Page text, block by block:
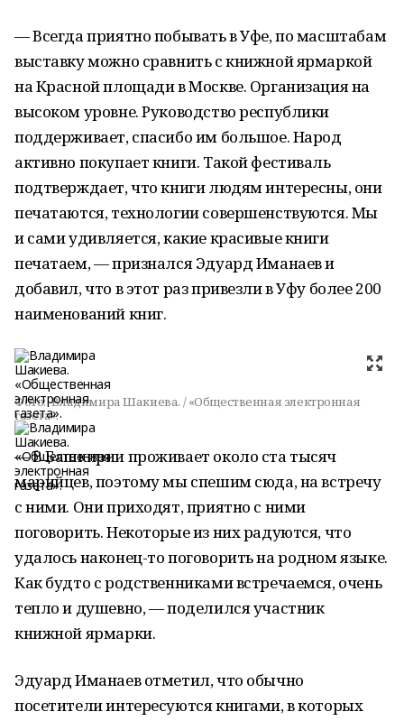
— Всегда приятно побывать в Уфе, по масштабам
выставку можно сравнить с книжной ярмаркой
на Красной площади в Москве. Организация на
высоком уровне. Руководство республики
поддерживает, спасибо им большое. Народ
активно покупает книги. Такой фестиваль
подтверждает, что книги людям интересны, они
печатаются, технологии совершенствуются. Мы
и сами удивляется, какие красивые книги
печатаем, — признался Эдуард Иманаев и
добавил, что в этот раз привезли в Уфу более 200
наименований книг.
Фото: Владимира Шакиева. / «Общественная электронная
газета».
— В Башкирии проживает около ста тысяч
марийцев, поэтому мы спешим сюда, на встречу
с ними. Они приходят, приятно с ними
поговорить. Некоторые из них радуются, что
удалось наконец-то поговорить на родном языке.
Как будто с родственниками встречаемся, очень
тепло и душевно, — поделился участник
книжной ярмарки.
Эдуард Иманаев отметил, что обычно
посетители интересуются книгами, в которых